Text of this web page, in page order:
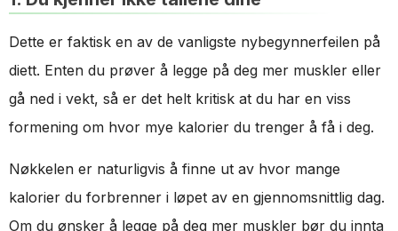
Dette er faktisk en av de vanligste nybegynnerfeilen på
diett. Enten du prøver å legge på deg mer muskler eller
gå ned i vekt, så er det helt kritisk at du har en viss
formening om hvor mye kalorier du trenger å få i deg.
Nøkkelen er naturligvis å finne ut av hvor mange
kalorier du forbrenner i løpet av en gjennomsnittlig dag.
Om du ønsker å legge på deg mer muskler bør du innta